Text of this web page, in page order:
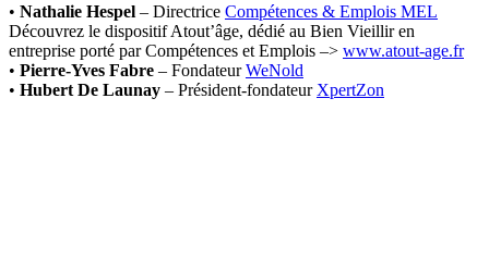
• Nathalie Hespel – Directrice Compétences & Emplois MEL
Découvrez le dispositif Atout’âge, dédié au Bien Vieillir en
entreprise porté par Compétences et Emplois –> www.atout-age.fr
• Pierre-Yves Fabre – FondateurWeNold
• Hubert De Launay – Président-fondateur XpertZon